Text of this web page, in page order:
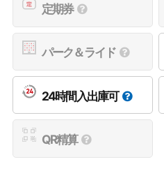
定期券
パーク＆ライド
24時間入出庫可
QR精算